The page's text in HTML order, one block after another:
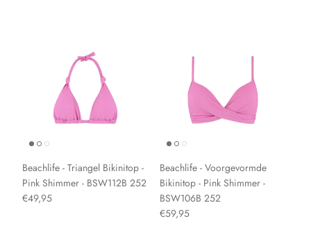
Beachlife - Triangel Bikinitop -
Pink Shimmer - BSW112B 252
€49,95
Beachlife - Voorgevormde
Bikinitop - Pink Shimmer -
BSW106B 252
€59,95